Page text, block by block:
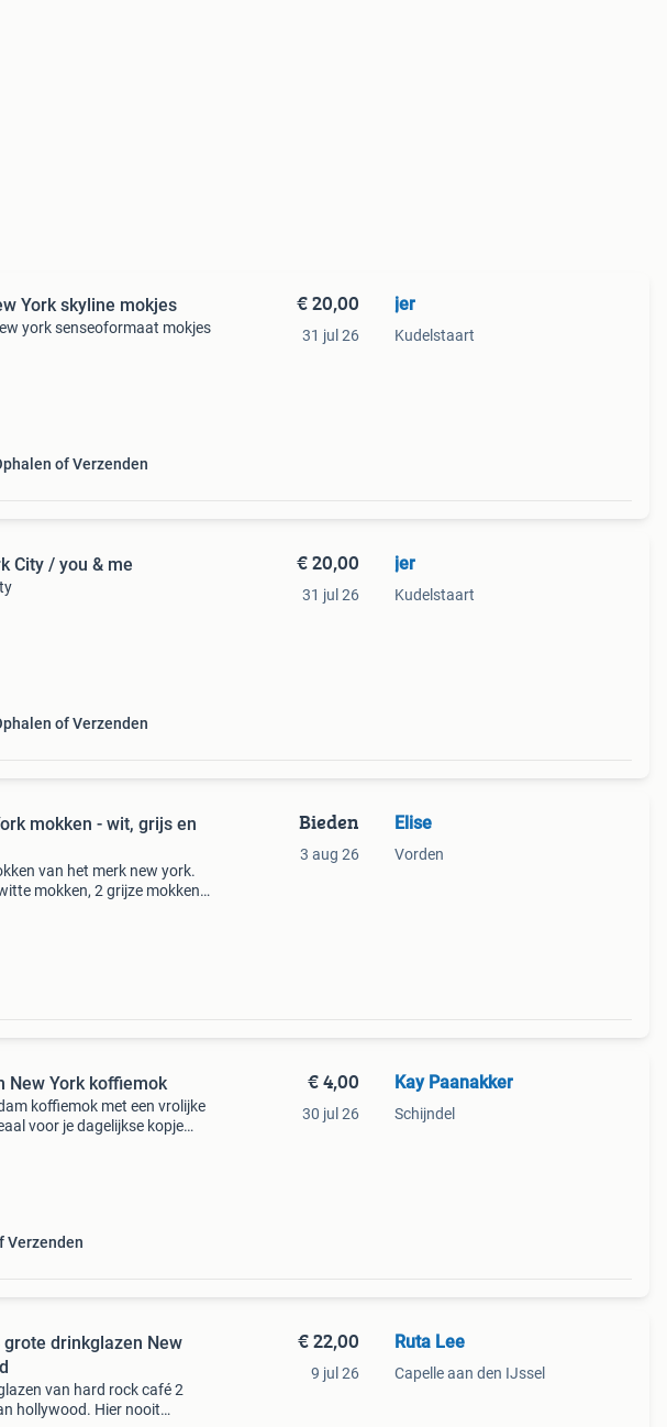
York skyline mokjes
york senseoformaat mokjes
of Verzenden
€ 20,00
31 jul 26
jer
Kudelstaart
City / you & me
of Verzenden
€ 20,00
31 jul 26
jer
Kudelstaart
mokken - wit, grijs en
van het merk new york.
mokken, 2 grijze mokken
Bieden
3 aug 26
Elise
Vorden
New York koffiemok
koffiemok met een vrolijke
voor je dagelijkse kopje
Verzenden
€ 4,00
30 jul 26
Kay Paanakker
Schijndel
grote drinkglazen New
van hard rock café 2
hollywood. Hier nooit
€ 22,00
9 jul 26
Ruta Lee
Capelle aan den IJssel